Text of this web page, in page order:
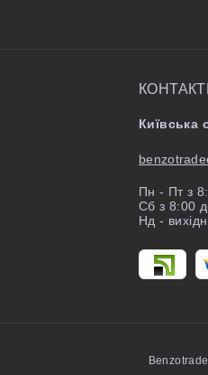
Київська
Пн - Пт з
Сб з 8:00
Нд -